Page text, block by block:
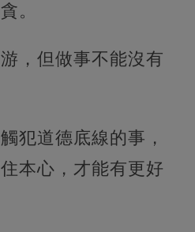
。
，但做事不能沒有
犯道德底線的事，
本心，才能有更好